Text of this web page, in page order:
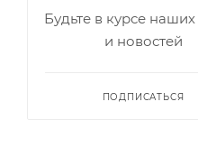
Будьте в курсе
и новостей
ПОДПИСАТЬСЯ